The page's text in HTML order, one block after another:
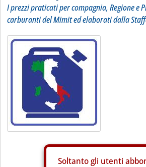
I prezzi praticati per compagnia, Regione
carburanti del Mimit ed elaborati dalla
Soltanto gli utenti